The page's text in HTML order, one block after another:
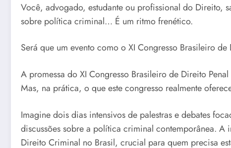
Você, advogado, estudante ou profissional do Direito,
sobre política criminal… É um ritmo frenético.
Será que um evento como o XI Congresso Brasileiro
A promessa do XI Congresso Brasileiro de Direito
Mas, na prática, o que este congresso realmente
Imagine dois dias intensivos de palestras e debates
discussões sobre a política criminal contemporânea.
Direito Criminal no Brasil, crucial para quem precisa